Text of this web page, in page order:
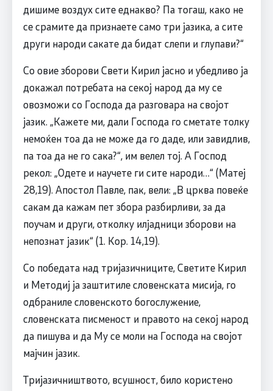
дишиме воздух сите еднакво? Па тогаш, како не
се срамите да признаете само три јазика, а сите
други народи сакате да бидат слепи и глупави?“
Со овие зборови Свети Кирил јасно и убедливо ја
докажал потребата на секој народ да му се
овозможи со Господа да разговара на својот
јазик. „Кажете ми, дали Господа го сметате толку
немоќен тоа да не може да го даде, или завидлив,
па тоа да не го сака?“, им велел тој. А Господ
рекол: „Одете и научете ги сите народи…“ (Матеј
28,19). Апостол Павле, пак, вели: „В црква повеќе
сакам да кажам пет збора разбирливи, за да
поучам и други, отколку илјадници зборови на
непознат јазик“ (1. Кор. 14,19).
Со победата над тријазичниците, Светите Кирил
и Методиј ја заштитиле словенската мисија, го
одбраниле словенското богослужение,
словенската писменост и правото на секој народ
да пишува и да Му се моли на Господа на својот
мајчин јазик.
Тријазичништвото, всушност, било користено